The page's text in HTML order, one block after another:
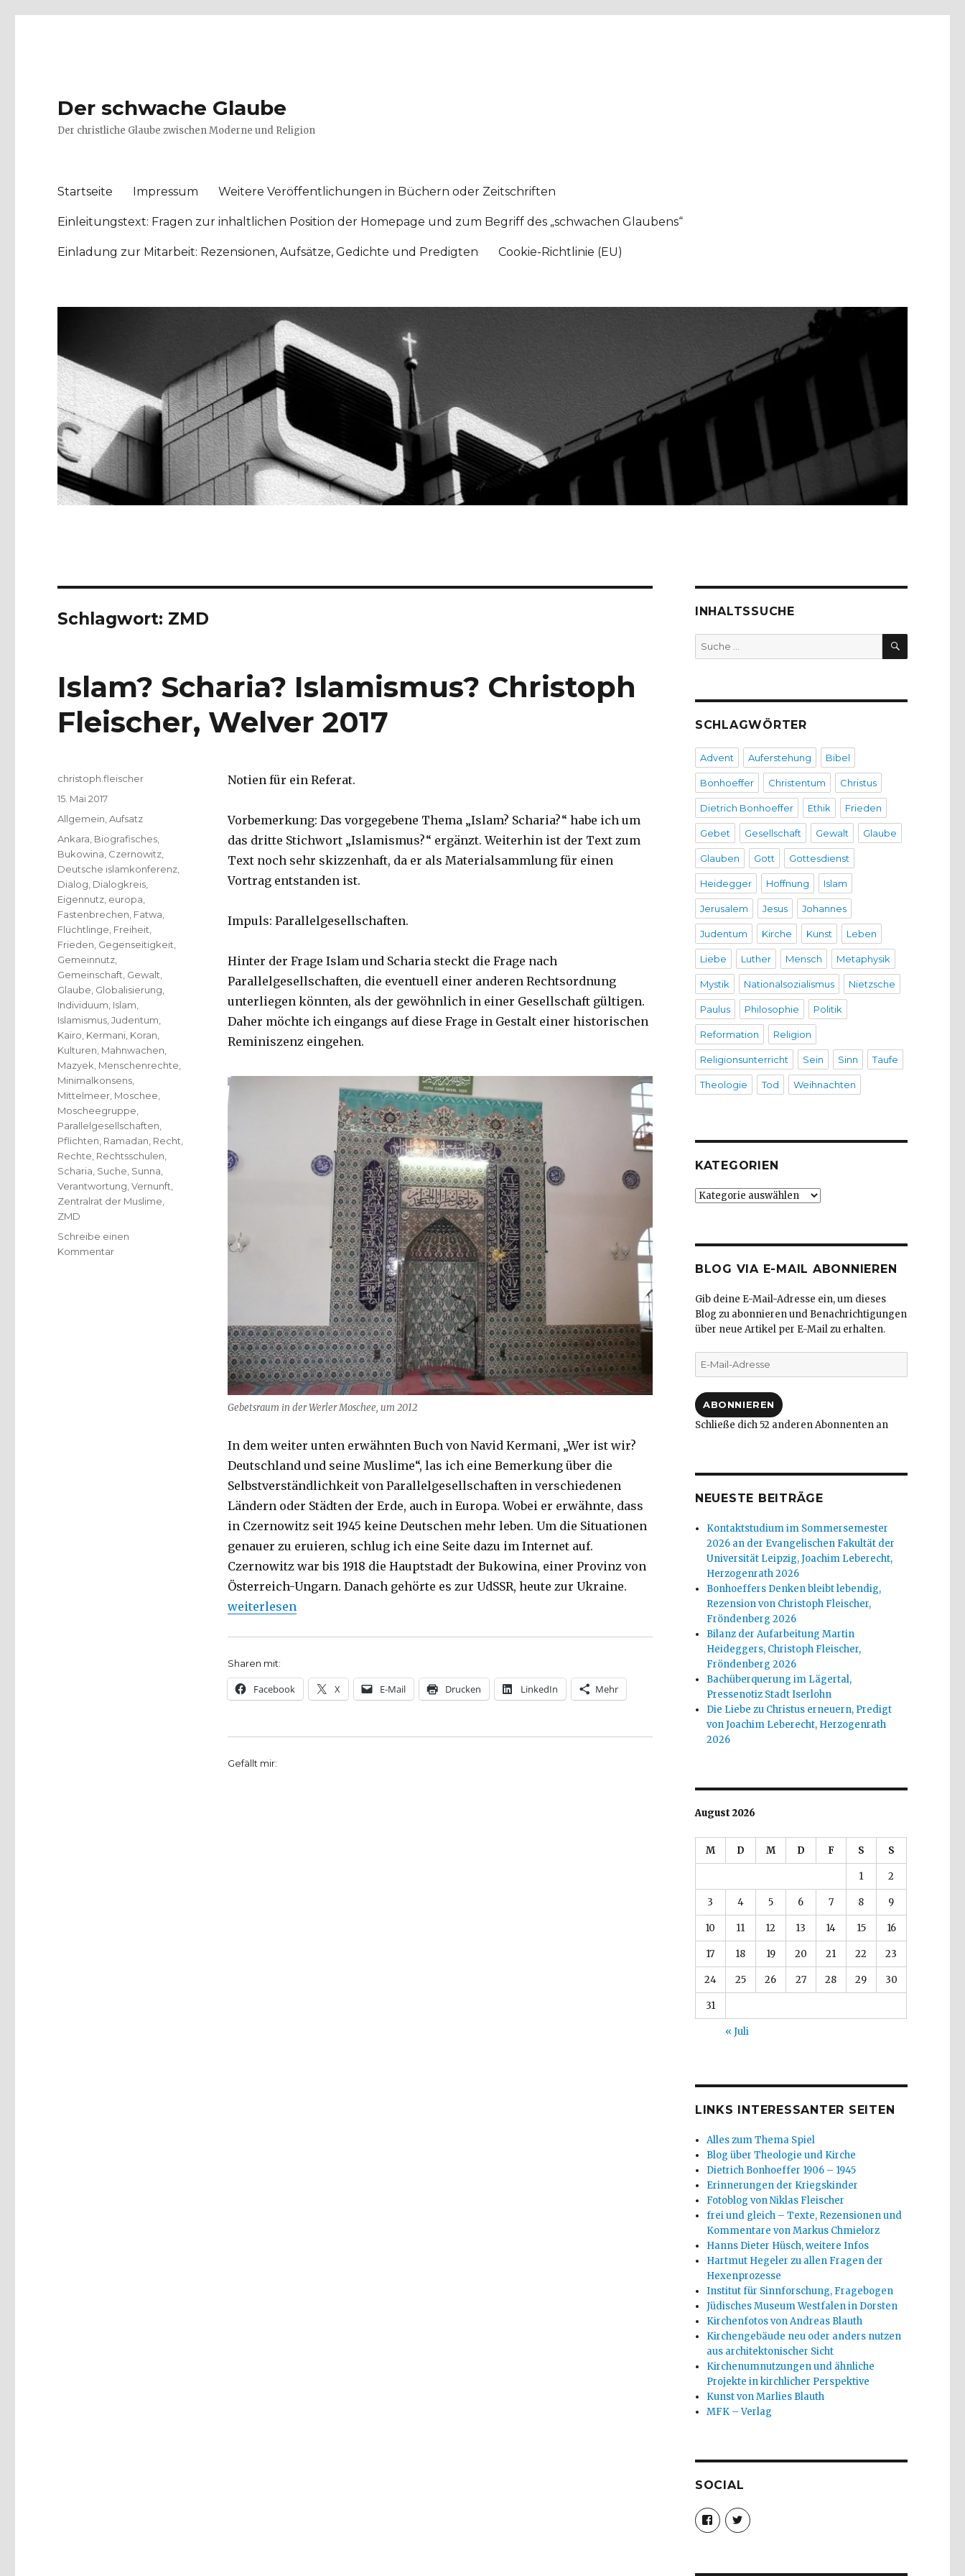
Der schwache Glaube
Der christliche Glaube zwischen Moderne und Religion
Startseite Impressum Weitere Veröffentlichungen in Büchern oder Zeitschriften
Einleitungstext: Fragen zur inhaltlichen Position der Homepage und zum Begriff des „schwachen Glaubens“
Einladung zur Mitarbeit: Rezensionen, Aufsätze, Gedichte und Predigten Cookie-Richtlinie (EU)
Schlagwort: ZMD
Islam? Scharia? Islamismus? Christoph
Fleischer, Welver 2017
Notien für ein Referat.
Vorbemerkung: Das vorgegebene Thema „Islam? Scharia?“ habe ich um
das dritte Stichwort „Islamismus?“ ergänzt. Weiterhin ist der Text zum
Text noch sehr skizzenhaft, da er als Materialsammlung für einen
Vortrag entstanden ist.
Impuls: Parallelgesellschaften.
Hinter der Frage Islam und Scharia steckt die Frage nach
Parallelgesellschaften, die eventuell einer anderen Rechtsordnung
unterliegen könnten, als der gewöhnlich in einer Gesellschaft gültigen.
Daher möchte ich eingangs auf diese Frage in Gestalt einer historischen
Reminiszenz eingehen.
Gebetsraum in der Werler Moschee, um 2012
In dem weiter unten erwähnten Buch von Navid Kermani, „Wer ist wir?
Deutschland und seine Muslime“, las ich eine Bemerkung über die
Selbstverständlichkeit von Parallelgesellschaften in verschiedenen
Ländern oder Städten der Erde, auch in Europa. Wobei er erwähnte, dass
in Czernowitz seit 1945 keine Deutschen mehr leben. Um die Situationen
genauer zu eruieren, schlug ich eine Seite dazu im Internet auf.
Czernowitz war bis 1918 die Hauptstadt der Bukowina, einer Provinz von
Österreich-Ungarn. Danach gehörte es zur UdSSR, heute zur Ukraine.
„Islam? Scharia? Islamismus? Christoph Fleischer, Welver 2017“
weiterlesen
Sharen mit:
Facebook X E-Mail Drucken LinkedIn Mehr
Gefällt mir:
Autor
christoph.fleischer
Veröffentlicht
am
15. Mai 2017
Kategorien
Allgemein ,Aufsatz
Schlagwörter
Ankara Biografisches
Bukowina Czernowitz
Deutsche islamkonferenz
Dialog Dialogkreis
Eigennutz europa
Fastenbrechen Fatwa
Flüchtlinge Freiheit
Frieden Gegenseitigkeit
Gemeinnutz
Gemeinschaft Gewalt
Glaube Globalisierung
Individuum Islam
Islamismus ,Judentum
Kairo Kermani Koran
Kulturen Mahnwachen
Mazyek Menschenrechte
Minimalkonsens
Mittelmeer Moschee
Moscheegruppe
Parallelgesellschaften
Pflichten Ramadan Recht
Rechte Rechtsschulen
Scharia Suche Sunna
Verantwortung ,Vernunft
Zentralrat der Muslime
ZMD
Schreibe einen
Kommentarzu
INHALTSSUCHE
Suche
nach:
SUCHEN
SCHLAGWÖRTER
Advent Auferstehung Bibel
Bonhoeffer Christentum Christus
Dietrich Bonhoeffer Ethik Frieden
Gebet Gesellschaft Gewalt Glaube
Glauben Gott Gottesdienst
Heidegger Hoffnung Islam
Jerusalem Jesus Johannes
Judentum Kirche Kunst Leben
Liebe Luther Mensch Metaphysik
Mystik Nationalsozialismus Nietzsche
Paulus Philosophie Politik
Reformation Religion
Religionsunterricht Sein Sinn Taufe
Theologie Tod Weihnachten
KATEGORIEN
Kategorien
BLOG VIA E-MAIL ABONNIEREN
Gib deine E-Mail-Adresse ein, um dieses
Blog zu abonnieren und Benachrichtigungen
über neue Artikel per E-Mail zu erhalten.
E-
Mail-
ABONNIEREN
Schließe dich 52 anderen Abonnenten an
NEUESTE BEITRÄGE
Kontaktstudium im Sommersemester
2026 an der Evangelischen Fakultät der
Universität Leipzig, Joachim Leberecht,
Herzogenrath 2026
Bonhoeffers Denken bleibt lebendig,
Rezension von Christoph Fleischer,
Fröndenberg 2026
Bilanz der Aufarbeitung Martin
Heideggers, Christoph Fleischer,
Fröndenberg 2026
Bachüberquerung im Lägertal,
Pressenotiz Stadt Iserlohn
Die Liebe zu Christus erneuern, Predigt
von Joachim Leberecht, Herzogenrath
2026
August 2026
M D M D F S S
1 2
3 4 5 6 7 8 9
10 11 12 13 14 15 16
17 18 19 20 21 22 23
24 25 26 27 28 29 30
31
« Juli
LINKS INTERESSANTER SEITEN
Alles zum Thema Spiel
Blog über Theologie und Kirche
Dietrich Bonhoeffer 1906 – 1945
Erinnerungen der Kriegskinder
Fotoblog von Niklas Fleischer
frei und gleich – Texte, Rezensionen und
Kommentare von Markus Chmielorz
Hanns Dieter Hüsch, weitere Infos
Hartmut Hegeler zu allen Fragen der
Hexenprozesse
Institut für Sinnforschung, Fragebogen
Jüdisches Museum Westfalen in Dorsten
Kirchenfotos von Andreas Blauth
Kirchengebäude neu oder anders nutzen
aus architektonischer Sicht
Kirchenumnutzungen und ähnliche
Projekte in kirchlicher Perspektive
Kunst von Marlies Blauth
MFK – Verlag
SOCIAL
Profil
von
christoph.fleischer1
anzeigen
Profil
von
anzeigen